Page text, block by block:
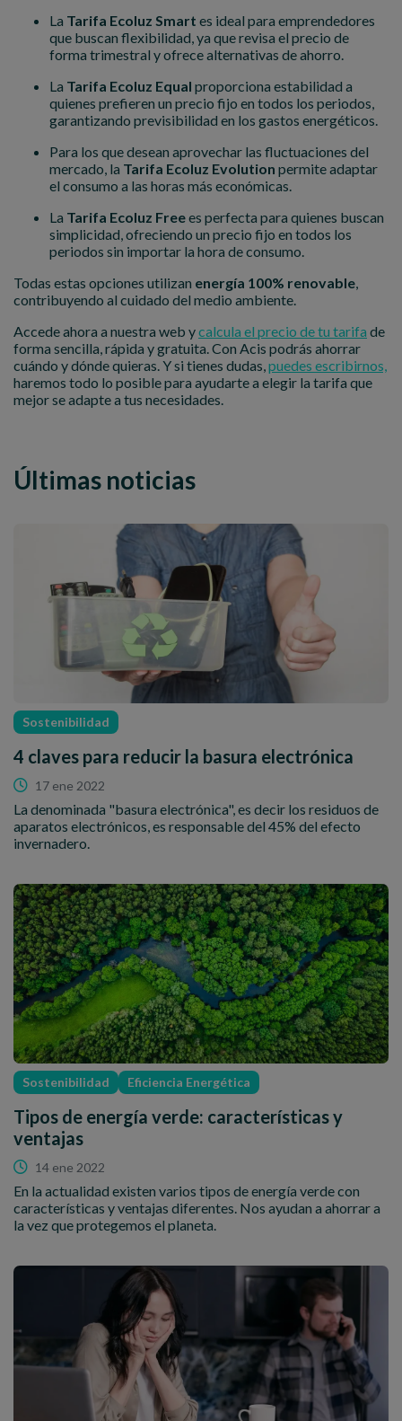
La Tarifa Ecoluz Smart es ideal para emprendedores
que buscan flexibilidad, ya que revisa el precio de
forma trimestral y ofrece alternativas de ahorro.
La Tarifa Ecoluz Equal proporciona estabilidad a
quienes prefieren un precio fijo en todos los periodos,
garantizando previsibilidad en los gastos energéticos.
Para los que desean aprovechar las fluctuaciones del
mercado, la Tarifa Ecoluz Evolution permite adaptar
el consumo a las horas más económicas.
La Tarifa Ecoluz Freees perfecta para quienes buscan
simplicidad, ofreciendo un precio fijo en todos los
periodos sin importar la hora de consumo.
Todas estas opciones utilizan energía 100% renovable,
contribuyendo al cuidado del medio ambiente.
Accede ahora a nuestra web ycalcula el precio de tu tarifa de
forma sencilla, rápida y gratuita. Con Acis podrás ahorrar
cuándo y dónde quieras. Y si tienes dudas,puedes escribirnos,
haremos todo lo posible para ayudarte a elegir la tarifa que
mejor se adapte a tus necesidades.
Últimas noticias
Sostenibilidad
4 claves para reducir la basura electrónica
17 ene 2022
La denominada "basura electrónica", es decir los residuos de
aparatos electrónicos, es responsable del 45% del efecto
invernadero.
Sostenibilidad Eficiencia Energética
Tipos de energía verde: características y
ventajas
14 ene 2022
En la actualidad existen varios tipos de energía verde con
características y ventajas diferentes. Nos ayudan a ahorrar a
la vez que protegemos el planeta.